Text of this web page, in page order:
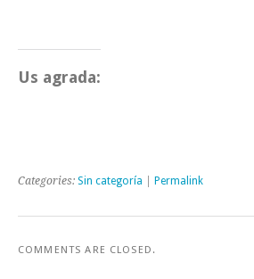
Us agrada:
Categories: Sin categoría Permalink
COMMENTS ARE CLOSED.